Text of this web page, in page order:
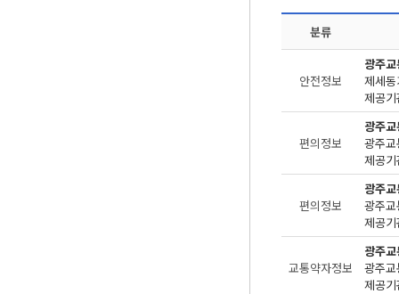
분류
안전정보
광주
제세
제공
편의정보
광주
제공
편의정보
광주
제공
교통약자정보
광주
제공